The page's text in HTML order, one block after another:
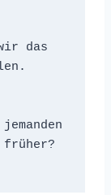
das
früher?